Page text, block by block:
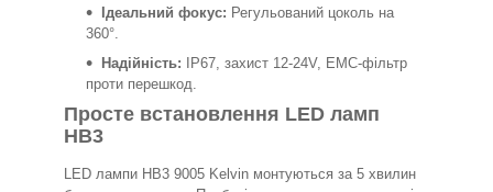
Ідеальний фокус: Регульований цоколь на
360°.
Надійність: IP67, захист 12-24V, EMC-фільтр
проти перешкод.
Просте встановлення LED ламп
HB3
LED лампи HB3 9005 Kelvin монтуються за 5 хвилин